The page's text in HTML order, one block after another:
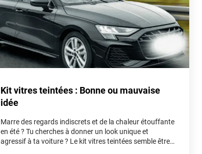
Kit vitres teintées : Bonne ou mauvaise
idée
Marre des regards indiscrets et de la chaleur étouffante
en été ? Tu cherches à donner un look unique et
agressif à ta voiture ? Le kit vitres teintées semble être